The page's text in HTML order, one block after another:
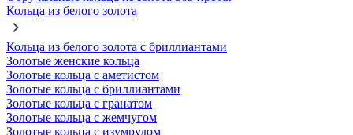
Кольца из белого золота
Кольца из белого золота с бриллиантами
Золотые женские кольца
Золотые кольца с аметистом
Золотые кольца с бриллиантами
Золотые кольца с гранатом
Золотые кольца с жемчугом
Золотые кольца с изумрудом